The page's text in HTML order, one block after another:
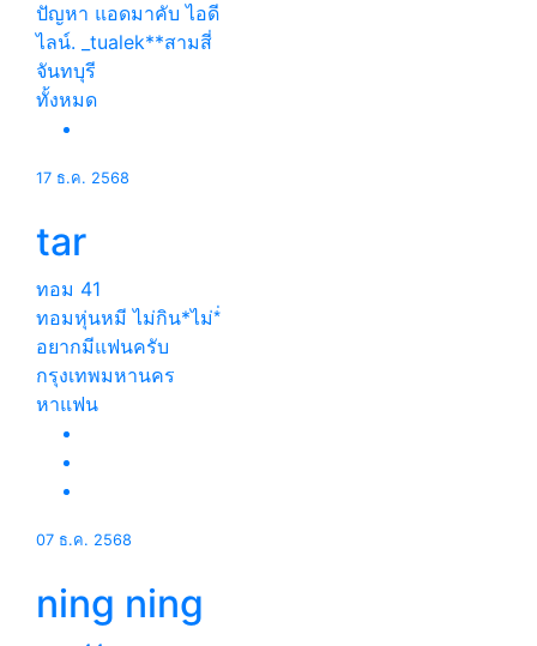
ปัญหา แอดมาคับ ไอดี
ไลน์. _tualek**สามสี่
จันทบุรี
ทั้งหมด
17 ธ.ค. 2568
tar
ทอม 41
ทอมหุ่นหมี ไม่กิน*ไม่*่
อยากมีแฟนครับ
กรุงเทพมหานคร
หาแฟน
07 ธ.ค. 2568
ning ning